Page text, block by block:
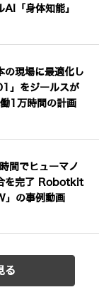
「身体知能」
の現場に最適化し
」をジールスが
1万時間の計画
間でヒューマノ
を完了 Robotkit
の事例動画
る